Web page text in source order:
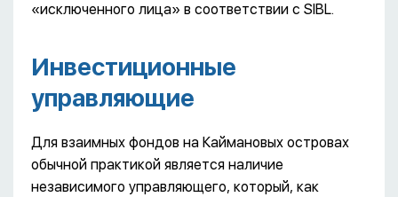
«исключенного лица» в соответствии с SIBL.
Инвестиционные
управляющие
Для взаимных фондов на Каймановых островах
обычной практикой является наличие
независимого управляющего, который, как